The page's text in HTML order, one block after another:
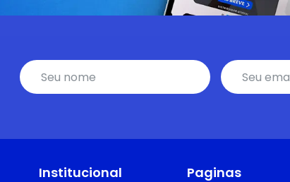
Institucional Paginas